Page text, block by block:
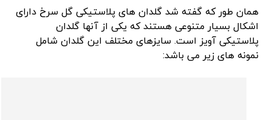
همان طور که گفته شد گلدان های پلاستیکی گل سرخ دارای
اشکال بسیار متنوعی هستند که یکی از آنها گلدان
پلاستیکی آویز است. سایزهای مختلف این گلدان شامل
نمونه های زیر می باشد: